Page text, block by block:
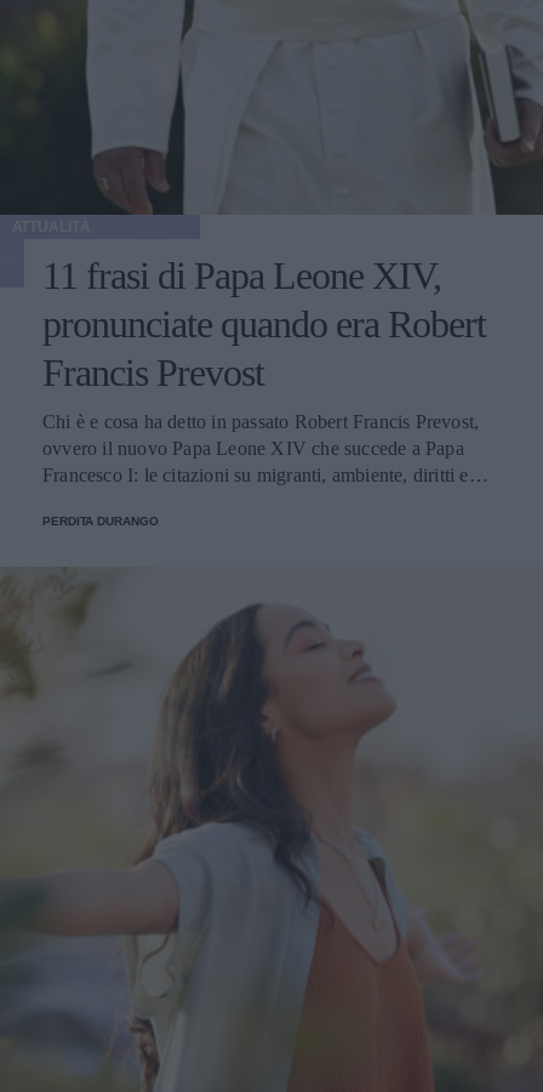
11 frasi di Papa Leone XIV,
pronunciate quando era Robert
Francis Prevost
Chi è e cosa ha detto in passato Robert Francis Prevost,
ovvero il nuovo Papa Leone XIV che succede a Papa
Francesco I: le citazioni su migranti, ambiente, diritti e
PERDITA DURANGO